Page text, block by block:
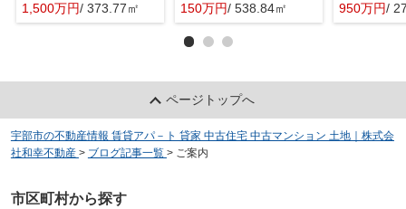
1,500万円/ 373.77㎡
150万円/ 538.84㎡ 950万円/
ページトップへ
宇部市の不動産情報 賃貸アパ－ト 貸家 中古住宅 中古マンション 土地｜株式会
社和幸不動産 > ブログ記事一覧 > ご案内
市区町村から探す